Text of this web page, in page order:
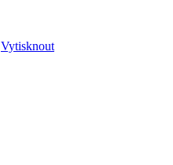
Vytisknout